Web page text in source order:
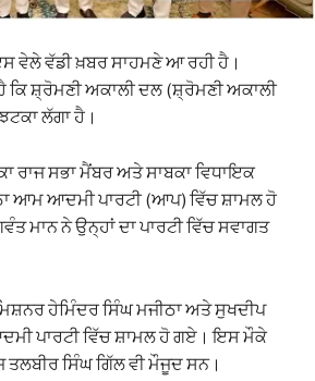
ਵੇਲੇ ਵੱਡੀ ਖ਼ਬਰ ਸਾਹਮਣੇ ਆ ਰਹੀ ਹੈ।
ਕਿ ਸ਼੍ਰੋਮਣੀ ਅਕਾਲੀ ਦਲ (ਸ਼੍ਰੋਮਣੀ ਅਕਾਲੀ
ਲੱਗਾ ਹੈ।
ਰਾਜ ਸਭਾ ਮੈਂਬਰ ਅਤੇ ਸਾਬਕਾ ਵਿਧਾਇਕ
ਆਮ ਆਦਮੀ ਪਾਰਟੀ (ਆਪ) ਵਿੱਚ ਸ਼ਾਮਲ ਹੋ
ਮਾਨ ਨੇ ਉਨ੍ਹਾਂ ਦਾ ਪਾਰਟੀ ਵਿੱਚ ਸਵਾਗਤ
ਹੇਮਿੰਦਰ ਸਿੰਘ ਮਜੀਠਾ ਅਤੇ ਸੁਖਦੀਪ
ਪਾਰਟੀ ਵਿੱਚ ਸ਼ਾਮਲ ਹੋ ਗਏ। ਇਸ ਮੌਕੇ
ਸਿੰਘ ਗਿੱਲ ਵੀ ਮੌਜੂਦ ਸਨ।